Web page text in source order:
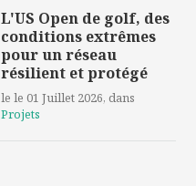
L'US Open de golf, des
conditions extrêmes
pour un réseau
résilient et protégé
le le 01 Juillet 2026, dans
Projets